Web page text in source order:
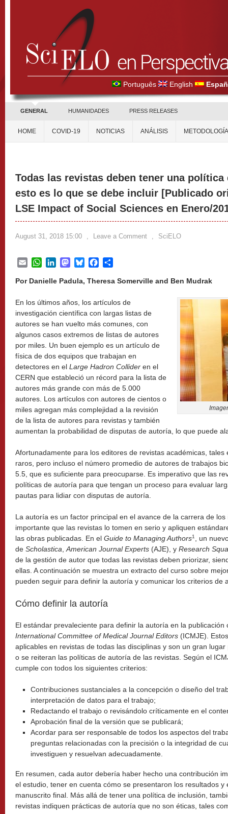
Português English
GENERAL HUMANIDADES PRESS RELEASES
HOME COVID-19 NOTICIAS ANÁLISIS METODOLOGÍA
Todas las revistas deben tener una
esto es lo que se debe incluir [Publicado
LSE Impact of Social Sciences en Enero/
August 31, 2018 15:00 , Leave a Comment , SciELO
EmailWhatsApp
LinkedInMastodon
BlueskyFacebook
Por Danielle Padula, Theresa Somerville and Ben Mudrak
En los últimos años, los artículos de
investigación científica con largas listas de
autores se han vuelto más comunes, con
algunos casos extremos de listas de autores
por miles. Un buen ejemplo es un artículo de
física de dos equipos que trabajan en
detectores en el Large Hadron Collider en el
CERN que estableció un récord para la lista de
autores más grande con más de 5.000
autores. Los artículos con autores de cientos o
miles agregan más complejidad a la revisión
de la lista de autores para revistas y también
aumentan la probabilidad de disputas de autoría, lo que puede
Afortunadamente para los editores de revistas académicas,
raros, pero incluso el número promedio de autores de trabajos
5.5, que es suficiente para preocuparse. Es imperativo que las
políticas de autoría para que tengan un proceso para evaluar
pautas para lidiar con disputas de autoría.
La autoría es un factor principal en el avance de la carrera de
importante que las revistas lo tomen en serio y apliquen
las obras publicadas. En el Guide to Managing Authors1
, un
de Scholastica American Journal Experts (AJE), y Research
de la gestión de autor que todas las revistas deben priorizar,
ellas. A continuación se muestra un extracto del curso sobre
pueden seguir para definir la autoría y comunicar los criterios de
Cómo definir la autoría
El estándar prevaleciente para definir la autoría en la publicación
International Committee of Medical Journal Editors (ICMJE).
aplicables en revistas de todas las disciplinas y son un gran
o se reiteran las políticas de autoría de las revistas. Según el
cumple con todos los siguientes criterios:
Contribuciones sustanciales a la concepción o diseño del
interpretación de datos para el trabajo;
Redactando el trabajo o revisándolo críticamente en el
Aprobación final de la versión que se publicará;
Acordar para ser responsable de todos los aspectos del
preguntas relacionadas con la precisión o la integridad de
investiguen y resuelvan adecuadamente.
En resumen, cada autor debería haber hecho una contribución
el estudio, tener en cuenta cómo se presentaron los resultados
manuscrito final. Más allá de tener una política de inclusión,
revistas indiquen prácticas de autoría que no son éticas, tales